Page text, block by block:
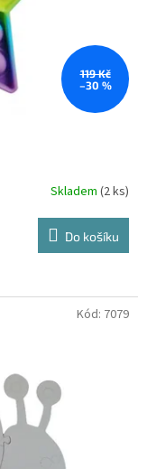
119 Kč
–30 %
Skladem(2 ks)
Do košíku
Kód: 7079